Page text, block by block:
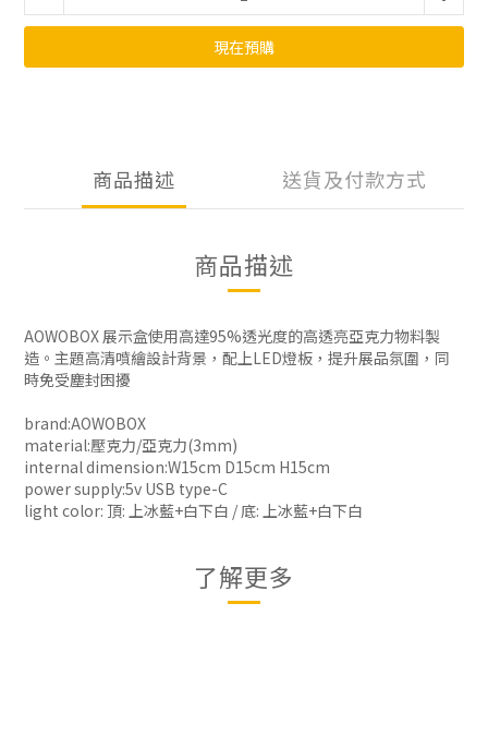
現在預購
商品描述 送貨及付款方式
商品描述
AOWOBOX 展示盒使用高達95%透光度的高透亮亞克力物料製
造。主題高清噴繪設計背景，配上LED燈板，提升展品氛圍，同
時免受塵封困擾
brand:AOWOBOX
material:壓克力/亞克力(3mm)
internal dimension:W15cm D15cm H15cm
power supply:5v USB type-C
light color: 頂: 上冰藍+白下白 / 底: 上冰藍+白下白
了解更多